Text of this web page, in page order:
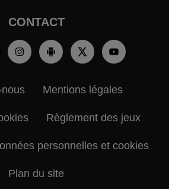
CONTACT
Mentions légales
Règlement des jeux
personnelles et cookies
Plan du site